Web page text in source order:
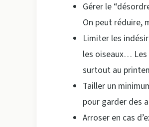
Gérer le
On peut réduire,
Limiter les
les oiseaux…
surtout au
Tailler un
pour garder des
Arroser en cas